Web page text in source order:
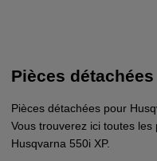
Pièces
Pièces détachées pour
Vous trouverez ici toutes
Husqvarna 550i XP.